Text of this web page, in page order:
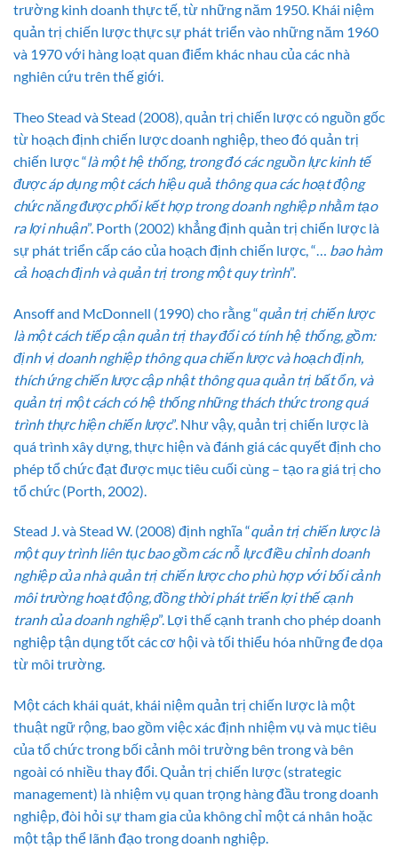
trường kinh doanh thực tế, từ những năm 1950. Khái niệm
quản trị chiến lược thực sự phát triển vào những năm 1960
và 1970 với hàng loạt quan điểm khác nhau của các nhà
nghiên cứu trên thế giới.
Theo Stead và Stead (2008), quản trị chiến lược có nguồn gốc
từ hoạch định chiến lược doanh nghiệp, theo đó quản trị
chiến lược “là một hệ thống, trong đó các nguồn lực kinh tế
được áp dụng một cách hiệu quả thông qua các hoạt động
chức năng được phối kết hợp trong doanh nghiệp nhằm tạo
ra lợi nhuận”. Porth (2002) khẳng định quản trị chiến lược là
sự phát triển cấp cáo của hoạch định chiến lược, “… bao hàm
cả hoạch định và quản trị trong một quy trình”.
Ansoff and McDonnell (1990) cho rằng “quản trị chiến lược
là một cách tiếp cận quản trị thay đổi có tính hệ thống, gồm:
định vị doanh nghiệp thông qua chiến lược và hoạch định,
thích ứng chiến lược cập nhật thông qua quản trị bất ổn, và
quản trị một cách có hệ thống những thách thức trong quá
trình thực hiện chiến lược”. Như vậy, quản trị chiến lược là
quá trình xây dựng, thực hiện và đánh giá các quyết định cho
phép tổ chức đạt được mục tiêu cuối cùng – tạo ra giá trị cho
tổ chức (Porth, 2002).
Stead J. và Stead W. (2008) định nghĩa “quản trị chiến lược là
một quy trình liên tục bao gồm các nỗ lực điều chỉnh doanh
nghiệp của nhà quản trị chiến lược cho phù hợp với bối cảnh
môi trường hoạt động, đồng thời phát triển lợi thế cạnh
tranh của doanh nghiệp”. Lợi thế cạnh tranh cho phép doanh
nghiệp tận dụng tốt các cơ hội và tối thiểu hóa những đe dọa
từ môi trường.
Một cách khái quát, khái niệm quản trị chiến lược là một
thuật ngữ rộng, bao gồm việc xác định nhiệm vụ và mục tiêu
của tổ chức trong bối cảnh môi trường bên trong và bên
ngoài có nhiều thay đổi. Quản trị chiến lược (strategic
management) là nhiệm vụ quan trọng hàng đầu trong doanh
nghiệp, đòi hỏi sự tham gia của không chỉ một cá nhân hoặc
một tập thể lãnh đạo trong doanh nghiệp.